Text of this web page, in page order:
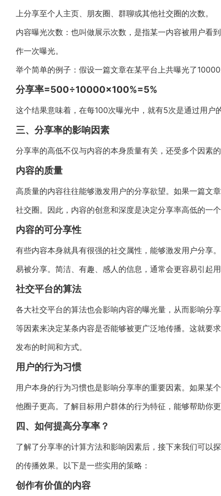
上分享至个人主页、朋友圈、群聊或其他社交圈的次数。
内容曝光次数：也叫做展示次数，是指某一内容被用户看
作一次曝光。
举个简单的例子：假设一篇文章在某平台上共曝光了
分享率=500÷10000×100%=5%
这个结果意味着，在每100次曝光中，就有5次是通过用户
三、分享率的影响因素
分享率的高低不仅与内容的本身质量有关，还受多个因素
内容的质量
高质量的内容往往能够激发用户的分享欲望。如果一篇文
社交圈。因此，内容的创意和深度是决定分享率高低的一
内容的可分享性
有些内容本身就具有很强的社交属性，能够激发用户分享
易被分享。简洁、有趣、感人的信息，通常会更容易引起
社交平台的算法
各大社交平台的算法也会影响内容的曝光量，从而影响分
等因素来决定某条内容是否能够被更广泛地传播。这就要
发布的时间和方式。
用户的行为习惯
用户本身的行为习惯也是影响分享率的重要因素。如果某
他圈子更高。了解目标用户群体的行为特征，能够帮助你
四、如何提高分享率？
了解了分享率的计算方法和影响因素后，接下来我们可以
的传播效果。以下是一些实用的策略：
创作有价值的内容